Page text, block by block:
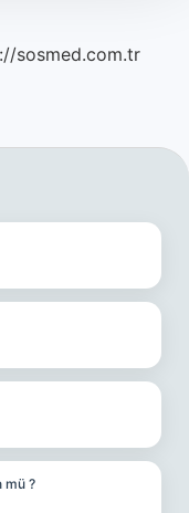
sosmed.com.tr
mü ?